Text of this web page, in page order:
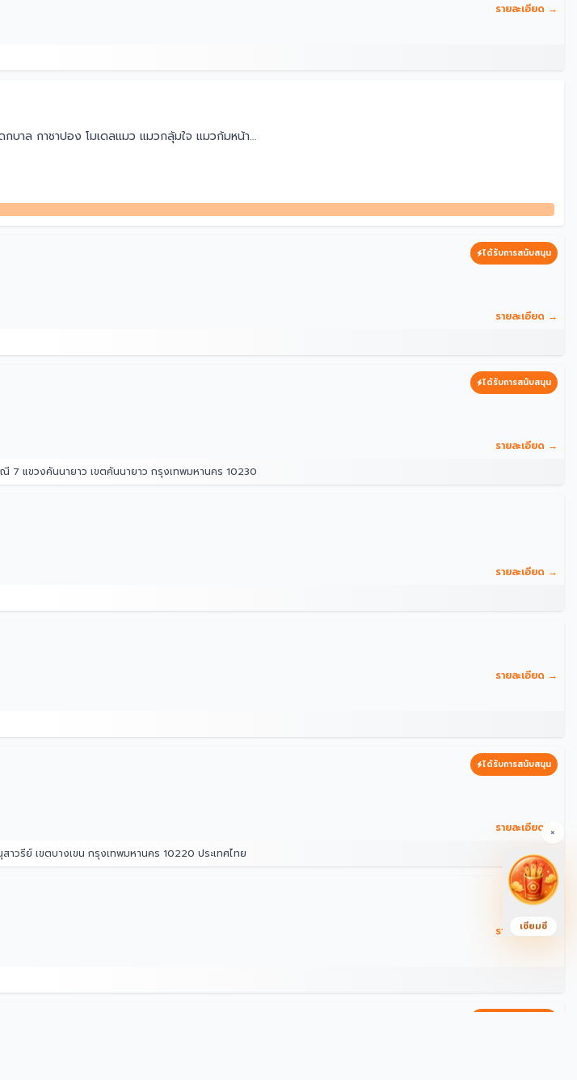
รายละเอียด →
าล กาชาปอง โมเดลแมว แมวกลุ้มใจ แมวก้มหน้า
เพื่อยืนยันเวลาจัดส่ง
ละความช่วยเหลือของคุณ!
ได้รับการสนับสนุน
รายละเอียด →
ได้รับการสนับสนุน
รายละเอียด →
แขวงคันนายาว เขตคันนายาว กรุงเทพมหานคร 10230
รายละเอียด →
รายละเอียด →
ได้รับการสนับสนุน
รายละเอียด →
รีย์ เขตบางเขน กรุงเทพมหานคร 10220 ประเทศไทย
รายละเอียด →
×
เซียมซี